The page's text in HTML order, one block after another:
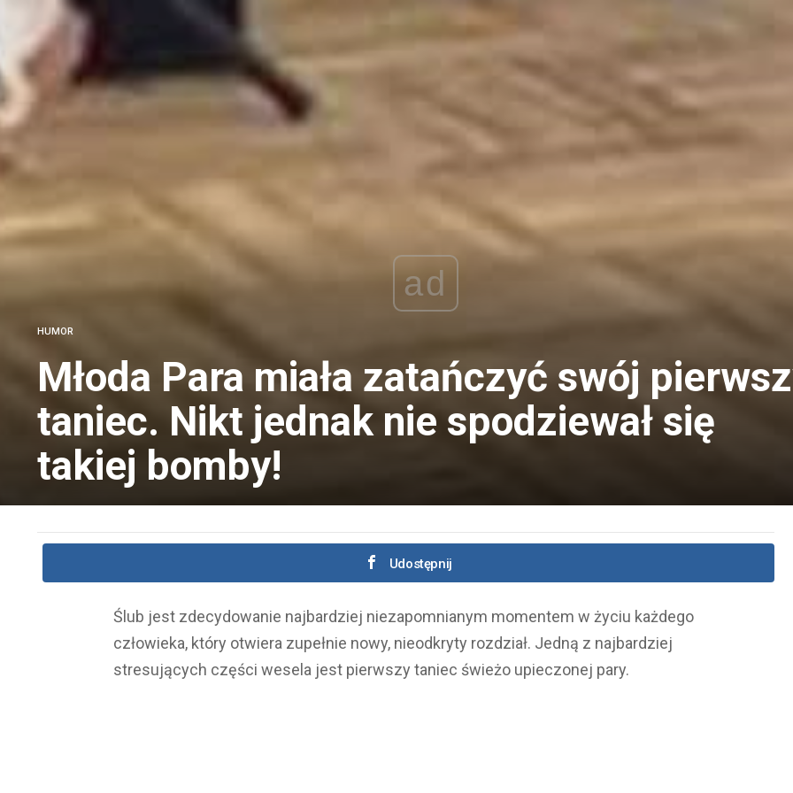
ad
HUMOR
Młoda Para miała zatańczyć swój
taniec. Nikt jednak nie spodziewał się
takiej bomby!
Udostępnij
Ślub jest zdecydowanie najbardziej niezapomnianym momentem w życiu każdego
człowieka, który otwiera zupełnie nowy, nieodkryty rozdział. Jedną z najbardziej
stresujących części wesela jest pierwszy taniec świeżo upieczonej pary.